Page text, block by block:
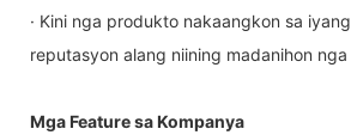
· Kini nga produkto nakaangkon sa
reputasyon alang niining madanihon
Mga Feature sa Kompanya